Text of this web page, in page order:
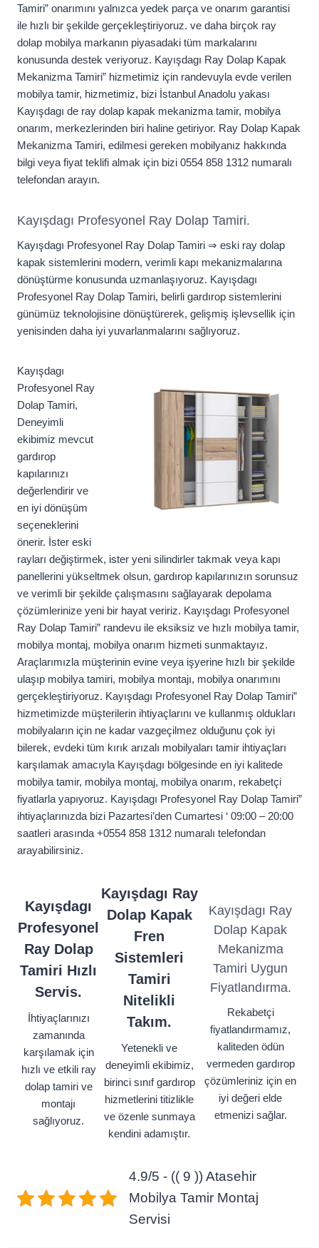
Tamiri” onarımını yalnızca yedek parça ve onarım garantisi
ile hızlı bir şekilde gerçekleştiriyoruz. ve daha birçok ray
dolap mobilya markanın piyasadaki tüm markalarını
konusunda destek veriyoruz. Kayışdagı Ray Dolap Kapak
Mekanizma Tamiri” hizmetimiz için randevuyla evde verilen
mobilya tamir, hizmetimiz, bizi İstanbul Anadolu yakası
Kayışdagı de ray dolap kapak mekanizma tamir, mobilya
onarım, merkezlerinden biri haline getiriyor. Ray Dolap Kapak
Mekanizma Tamiri, edilmesi gereken mobilyanız hakkında
bilgi veya fiyat teklifi almak için bizi 0554 858 1312 numaralı
telefondan arayın.
Kayışdagı Profesyonel Ray Dolap Tamiri.
Kayışdagı Profesyonel Ray Dolap Tamiri ⇒ eski ray dolap
kapak sistemlerini modern, verimli kapı mekanizmalarına
dönüştürme konusunda uzmanlaşıyoruz. Kayışdagı
Profesyonel Ray Dolap Tamiri, belirli gardırop sistemlerini
günümüz teknolojisine dönüştürerek, gelişmiş işlevsellik için
yenisinden daha iyi yuvarlanmalarını sağlıyoruz.
Kayışdagı
Profesyonel Ray
Dolap Tamiri,
Deneyimli
ekibimiz mevcut
gardırop
kapılarınızı
değerlendirir ve
en iyi dönüşüm
seçeneklerini
önerir. İster eski
rayları değiştirmek, ister yeni silindirler takmak veya kapı
panellerini yükseltmek olsun, gardırop kapılarınızın sorunsuz
ve verimli bir şekilde çalışmasını sağlayarak depolama
çözümlerinize yeni bir hayat veririz. Kayışdagı Profesyonel
Ray Dolap Tamiri” randevu ile eksiksiz ve hızlı mobilya tamir,
mobilya montaj, mobilya onarım hizmeti sunmaktayız.
Araçlarımızla müşterinin evine veya işyerine hızlı bir şekilde
ulaşıp mobilya tamiri, mobilya montajı, mobilya onarımını
gerçekleştiriyoruz. Kayışdagı Profesyonel Ray Dolap Tamiri”
hizmetimizde müşterilerin ihtiyaçlarını ve kullanmış oldukları
mobilyaların için ne kadar vazgeçilmez olduğunu çok iyi
bilerek, evdeki tüm kırık arızalı mobilyaları tamir ihtiyaçları
karşılamak amacıyla Kayışdagı bölgesinde en iyi kalitede
mobilya tamir, mobilya montaj, mobilya onarım, rekabetçi
fiyatlarla yapıyoruz. Kayışdagı Profesyonel Ray Dolap Tamiri”
ihtiyaçlarınızda bizi Pazartesi’den Cumartesi ‘ 09:00 – 20:00
saatleri arasında +0554 858 1312 numaralı telefondan
arayabilirsiniz.
Kayışdagı
Profesyonel
Ray Dolap
Tamiri Hızlı
Servis.
İhtiyaçlarınızı
zamanında
karşılamak için
hızlı ve etkili ray
dolap tamiri ve
montajı
sağlıyoruz.
Kayışdagı Ray
Dolap Kapak
Fren
Sistemleri
Tamiri
Nitelikli
Takım.
Yetenekli ve
deneyimli ekibimiz,
birinci sınıf gardırop
hizmetlerini titizlikle
ve özenle sunmaya
kendini adamıştır.
Kayışdagı Ray
Dolap Kapak
Mekanizma
Tamiri Uygun
Fiyatlandırma.
Rekabetçi
fiyatlandırmamız,
kaliteden ödün
vermeden gardırop
çözümleriniz için en
iyi değeri elde
etmenizi sağlar.
4.9/5 - (( 9 )) Atasehir
Mobilya Tamir Montaj
Servisi